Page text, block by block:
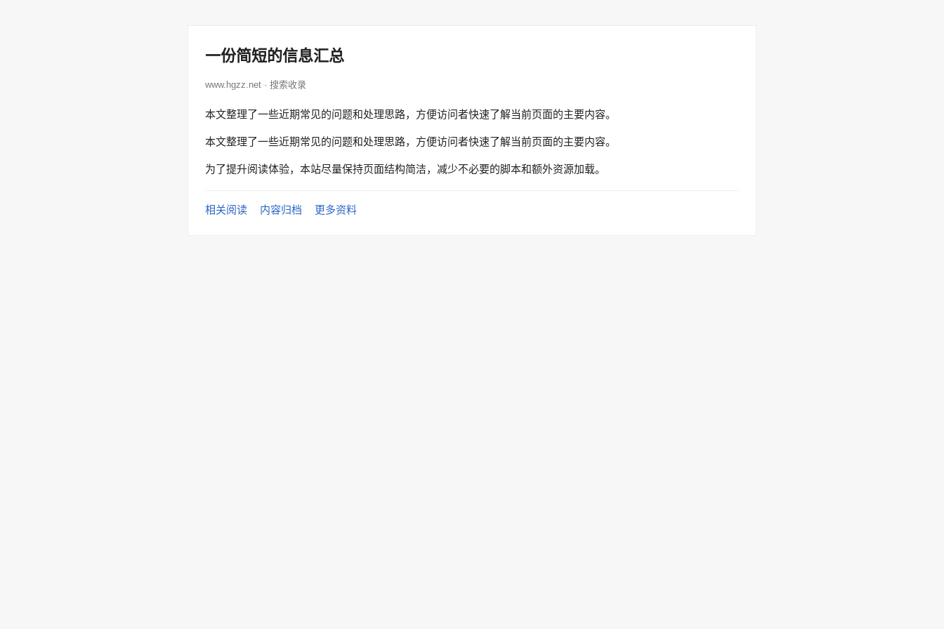
一份简短的信息汇总
www.hgzz.net · 搜索收录
本文整理了一些近期常见的问题和处理思路，方便访问者快速了解当前页面的主要内容。
本文整理了一些近期常见的问题和处理思路，方便访问者快速了解当前页面的主要内容。
为了提升阅读体验，本站尽量保持页面结构简洁，减少不必要的脚本和额外资源加载。
相关阅读 内容归档 更多资料